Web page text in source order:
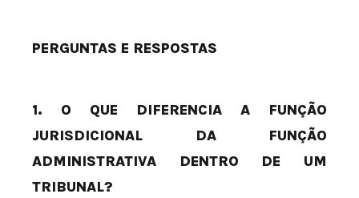
PERGUNTAS E RESPOSTAS
1. O QUE DIFERENCIA A FUNÇÃO
JURISDICIONAL DA FUNÇÃO
ADMINISTRATIVA DENTRO DE UM
TRIBUNAL?